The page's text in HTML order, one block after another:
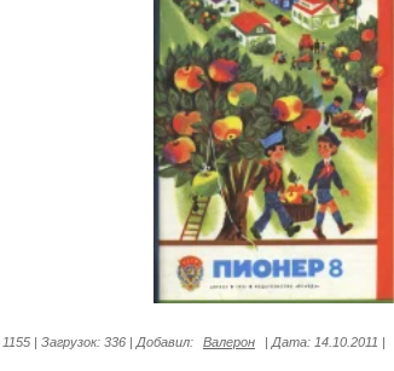
1155 | Загрузок: 336 | Добавил: Валерон | Дата: 14.10.2011 |